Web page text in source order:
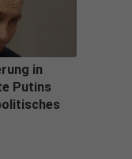
in
Putins